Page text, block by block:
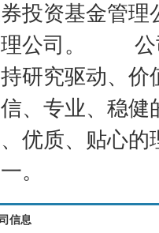
投资基金管理
公司。 公司
研究驱动、
、专业、稳健
优质、贴心的
。
信息